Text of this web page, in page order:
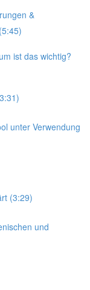
&
ist das wichtig?
unter Verwendung
(3:29)
und